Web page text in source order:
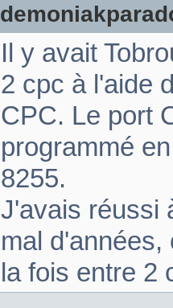
Il y avait
2 cpc à l'aide
CPC. Le port
programmé
8255.
J'avais réussi
mal
la fois entre 2